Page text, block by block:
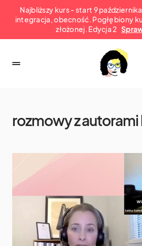
Najbliższy kurs - start 9
integracja, obecność. Pogłębiony
złożonej. Edycja 2
rozmowy z autorami